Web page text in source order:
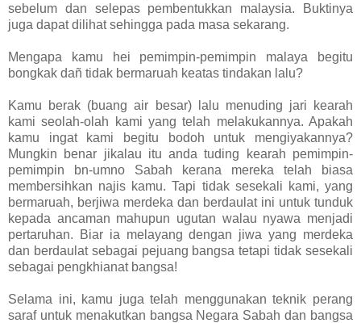
sebelum dan selepas pembentukkan malaysia. Buktinya
juga dapat dilihat sehingga pada masa sekarang.
Mengapa kamu hei pemimpin-pemimpin malaya begitu
bongkak dañ tidak bermaruah keatas tindakan lalu?
Kamu berak (buang air besar) lalu menuding jari kearah
kami seolah-olah kami yang telah melakukannya. Apakah
kamu ingat kami begitu bodoh untuk mengiyakannya?
Mungkin benar jikalau itu anda tuding kearah pemimpin-
pemimpin bn-umno Sabah kerana mereka telah biasa
membersihkan najis kamu. Tapi tidak sesekali kami, yang
bermaruah, berjiwa merdeka dan berdaulat ini untuk tunduk
kepada ancaman mahupun ugutan walau nyawa menjadi
pertaruhan. Biar ia melayang dengan jiwa yang merdeka
dan berdaulat sebagai pejuang bangsa tetapi tidak sesekali
sebagai pengkhianat bangsa!
Selama ini, kamu juga telah menggunakan teknik perang
saraf untuk menakutkan bangsa Negara Sabah dan bangsa